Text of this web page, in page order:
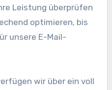
Leistung überprüfen
optimieren, bis
unsere E-Mail-
wir über ein voll